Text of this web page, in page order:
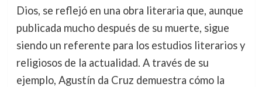
Dios, se reflejó en una obra literaria que, aunque
publicada mucho después de su muerte, sigue
siendo un referente para los estudios literarios y
religiosos de la actualidad. A través de su
ejemplo, Agustín da Cruz demuestra cómo la